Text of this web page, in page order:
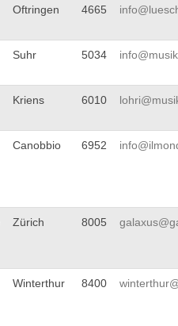
Oftringen 4665
Suhr 5034
Kriens 6010
Canobbio 6952
Zürich 8005
Winterthur 8400